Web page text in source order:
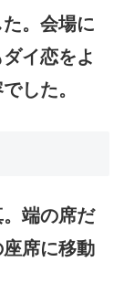
。会場に
イ恋をよ
した。
端の席だ
席に移動